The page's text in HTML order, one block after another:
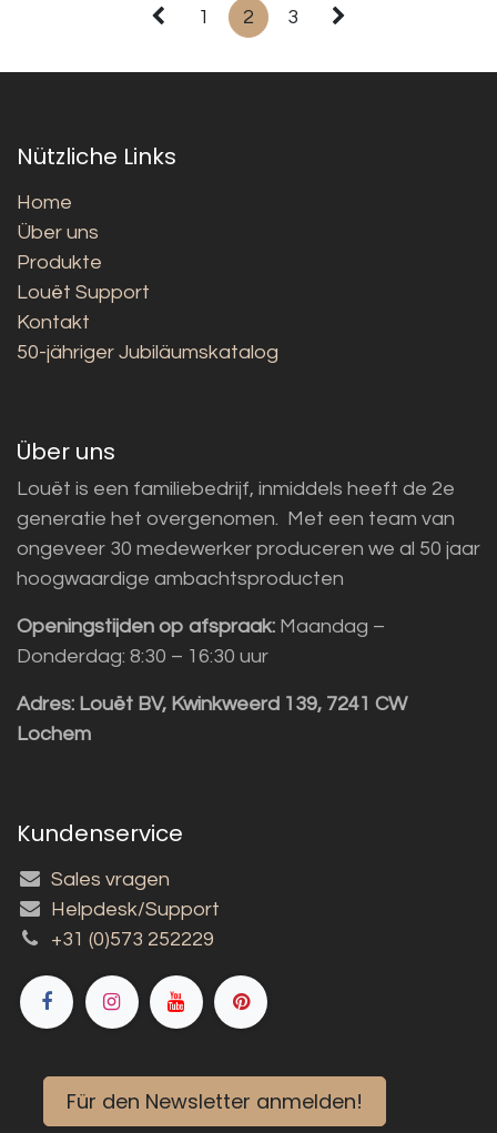
1 2 3
Nützliche Links
Home
Über uns
Produkte
Louët Support
Kontakt
50-jähriger Jubiläumskatalog
Über uns
Louët is een familiebedrijf, inmiddels heeft de 2e
generatie het overgenomen. Met een team van
ongeveer 30 medewerker produceren we al 50 jaar
hoogwaardige ambachtsproducten
Openingstijden op afspraak: Maandag –
Donderdag: 8:30 – 16:30 uur
Adres: Louët BV, Kwinkweerd 139, 7241 CW
Lochem
Kundenservice
Sales vragen
Helpdesk/Support
+31 (0)573 252229
Für den Newsletter anmelden!